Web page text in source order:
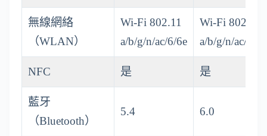
無線網絡
（WLAN）
Wi-Fi 802.11
a/b/g/n/ac/6/6e
Wi-Fi 802.11
a/b/g/n/ac/6/7
NFC 是 是
藍牙
（Bluetooth）
5.4 6.0